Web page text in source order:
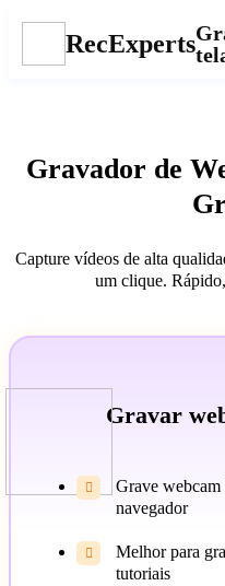
RecExperts
Gravador de
Capture vídeos de alta
um clique.
Gravar

Grave
navegador

Melhor para
tutoriais